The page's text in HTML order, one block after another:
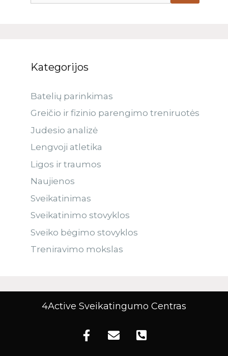
Kategorijos
Batelių parinkimas
Greičio ir fizinio parengimo treniruotės
Judesio analizė
Lengvoji atletika
Ligos ir traumos
Naujienos
Sveikatinimas
Sveikatinimo stovyklos
Sveiko bėgimo stovyklos
Treniravimo mokslas
4Active Sveikatingumo Centras